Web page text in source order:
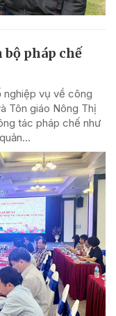
bộ pháp chế
nghiệp vụ về công
Tôn giáo Nông Thị
tác pháp chế như